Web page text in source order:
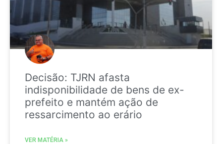
Decisão: TJRN afasta
indisponibilidade de bens de ex-
prefeito e mantém ação de
ressarcimento ao erário
VER MATÉRIA »